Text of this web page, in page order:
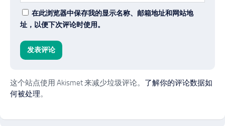
在此浏览器中保存我的显示名称、邮箱地址和网站地
址，以便下次评论时使用。
这个站点使用 Akismet 来减少垃圾评论。 了解你的评论数据如
何被处理。